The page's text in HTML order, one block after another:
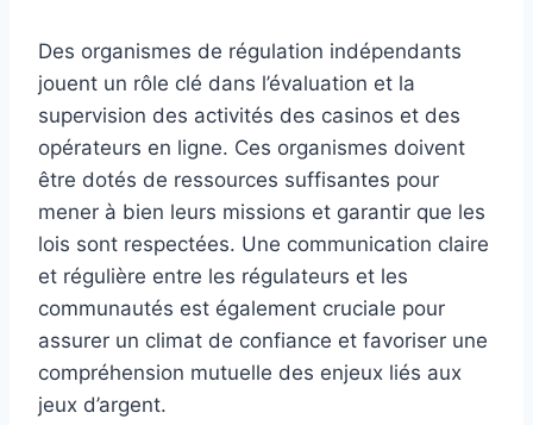
Des organismes de régulation indépendants
jouent un rôle clé dans l’évaluation et la
supervision des activités des casinos et des
opérateurs en ligne. Ces organismes doivent
être dotés de ressources suffisantes pour
mener à bien leurs missions et garantir que les
lois sont respectées. Une communication claire
et régulière entre les régulateurs et les
communautés est également cruciale pour
assurer un climat de confiance et favoriser une
compréhension mutuelle des enjeux liés aux
jeux d’argent.